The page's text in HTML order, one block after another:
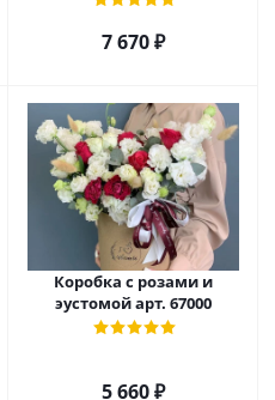
7 670₽
Коробка с розами и
эустомой арт. 67000
5 660₽